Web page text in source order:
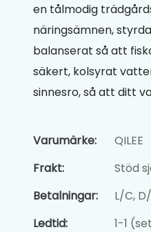
en tålmodig
näringsämnen,
balanserat så att
säkert, kolsyrat
sinnesro, så att ditt
Varumärke:
QILEE
Frakt:
Stöd
Betalningar:
L/C,
Ledtid:
1-1